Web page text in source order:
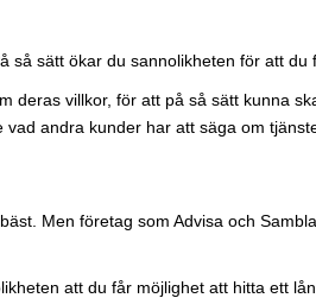
så sätt ökar du sannolikheten för att du
villkor, för att på så sätt kunna
andra kunder har att säga om
Men företag som Advisa och
att du får möjlighet att hitta ett